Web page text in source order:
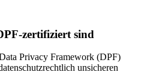
zertifiziert sind
Privacy Framework (DPF)
unsicheren